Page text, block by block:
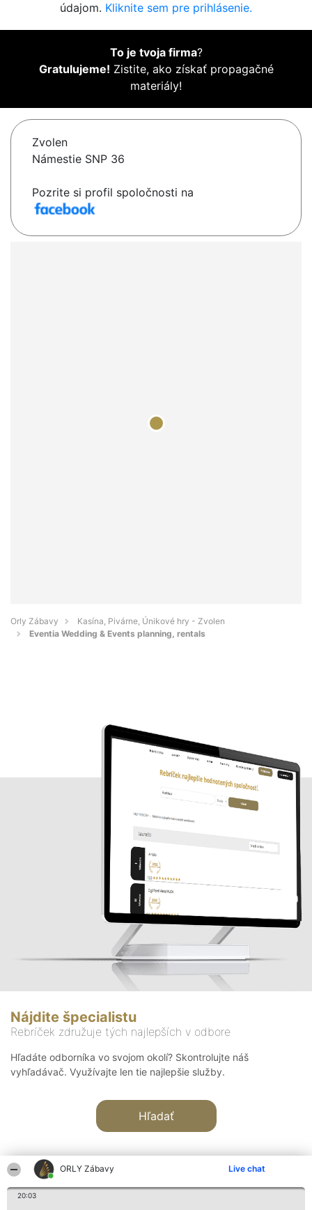
ORLY Zábavy Live chat
20:03
údajom. Kliknite sem pre prihlásenie.
To je tvoja firma?
Gratulujeme! Zistite, ako získať propagačné
materiály!
Zvolen
Námestie SNP 36
Pozrite si profil spoločnosti na
Orly Zábavy
Kasína, Pivárne, Únikové hry - Zvolen
Eventia Wedding & Events planning, rentals
Nájdite špecialistu
Rebríček združuje tých najlepších v odbore
Hľadáte odborníka vo svojom okolí? Skontrolujte náš
vyhľadávač. Využívajte len tie najlepšie služby.
Hľadať